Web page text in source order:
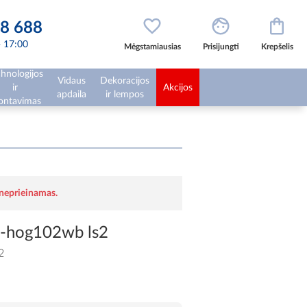
688
17:00 Mėgstamiausias Prisijungti Krepšelis
ir
Vidaus
apdaila
Dekoracijos
ir lempos
Akcijos
hog102wb ls2